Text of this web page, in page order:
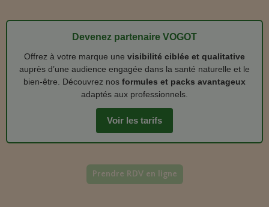
Devenez partenaire VOGOT
Offrez à votre marque une visibilité ciblée et qualitative
auprès d’une audience engagée dans la santé naturelle et le
bien‑être. Découvrez nos formules et packs avantageux
adaptés aux professionnels.
Voir les tarifs
Prendre RDV en ligne